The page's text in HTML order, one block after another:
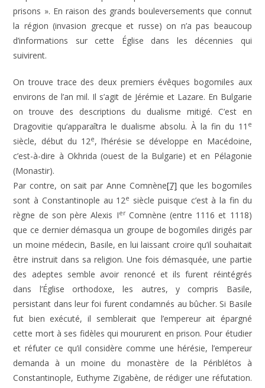
prisons ». En raison des grands bouleversements que connut
la région (invasion grecque et russe) on n’a pas beaucoup
d’informations sur cette Église dans les décennies qui
suivirent.
On trouve trace des deux premiers évêques bogomiles aux
environs de l’an mil. Il s’agit de Jérémie et Lazare. En Bulgarie
on trouve des descriptions du dualisme mitigé. C’est en
Dragovitie qu’apparaîtra le dualisme absolu. À la fin du 11 e
siècle, début du 12e, l’hérésie se développe en Macédoine,
c’est-à-dire à Okhrida (ouest de la Bulgarie) et en Pélagonie
(Monastir).
Par contre, on sait par Anne Comnène[7] que les bogomiles
sont à Constantinople au 12e siècle puisque c’est à la fin du
règne de son père Alexis IerComnène (entre 1116 et 1118)
que ce dernier démasqua un groupe de bogomiles dirigés par
un moine médecin, Basile, en lui laissant croire qu’il souhaitait
être instruit dans sa religion. Une fois démasquée, une partie
des adeptes semble avoir renoncé et ils furent réintégrés
dans l’Église orthodoxe, les autres, y compris Basile,
persistant dans leur foi furent condamnés au bûcher. Si Basile
fut bien exécuté, il semblerait que l’empereur ait épargné
cette mort à ses fidèles qui moururent en prison. Pour étudier
et réfuter ce qu’il considère comme une hérésie, l’empereur
demanda à un moine du monastère de la Périblétos à
Constantinople, Euthyme Zigabène, de rédiger une réfutation.